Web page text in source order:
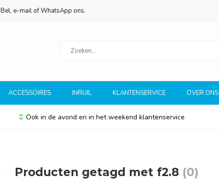
Bel, e-mail of WhatsApp ons.
ACCESSOIRES INRUIL KLANTENSERVICE OVER ONS
Ook in de avond en in het weekend klantenservice
Producten getagd met f2.8 (0)